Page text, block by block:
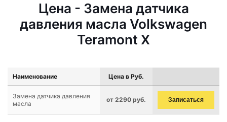
Цена - Замена датчика
давления масла Volkswagen
Teramont X
Наименование Цена в Руб.
Замена датчика давления
масла
от 2290 руб. Записаться